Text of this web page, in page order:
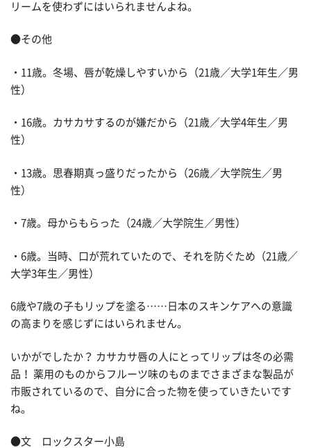
リームを使わずにはいられませんよね。
●その他
・11歳。冬場、唇が乾燥しやすいから（21歳／大学1年生／男
性）
・16歳。カサカサするのが嫌だから（21歳／大学4年生／男
性）
・13歳。思春期真っ盛りだったから（26歳／大学院生／男
性）
・7歳。母からもらった（24歳／大学院生／男性）
・6歳。当時、口が荒れていたので、それを防ぐため（21歳／
大学3年生／男性）
6歳や7歳の子もリップを塗る……日本のスキンケアへの意識
の高まりを感じずにはいられません。
いかがでしたか？ カサカサ唇の人にとってリップは冬の必需
品！ 薬用のものからフルーツ味のものまでさまざまな製品が
市販されているので、自分に合った物を使っていきたいです
ね。
●文 ロックスター小島